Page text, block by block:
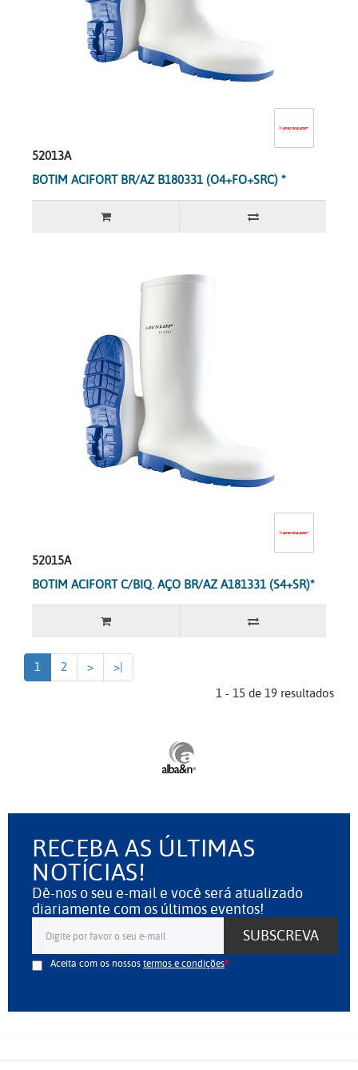
52013A
BOTIM ACIFORT BR/AZ B180331 (O4+FO+SRC) *
52015A
BOTIM ACIFORT C/BIQ. AÇO BR/AZ A181331 (S4+SR)*
1 2 >
>|
1 - 15 de 19 resultados
RECEBA AS ÚLTIMAS
NOTÍCIAS!
Dê-nos o seu e-mail e você será atualizado
diariamente com os últimos eventos!
SUBSCREVA
Aceita com os nossostermos e condições